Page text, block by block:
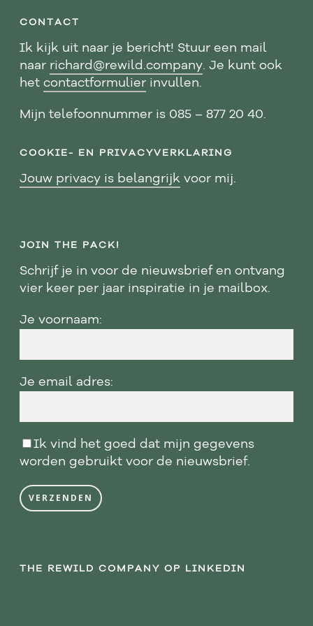
CONTACT
Ik kijk uit naar je bericht! Stuur een mail
naar richard@rewild.company. Je kunt ook
het contactformulier invullen.
Mijn telefoonnummer is 085 – 877 20 40.
COOKIE- EN PRIVACYVERKLARING
Jouw privacy is belangrijk voor mij.
JOIN THE PACK!
Schrijf je in voor de nieuwsbrief en ontvang
vier keer per jaar inspiratie in je mailbox.
Je voornaam:
Je email adres:
Ik vind het goed dat mijn gegevens
worden gebruikt voor de nieuwsbrief.
THE REWILD COMPANY OP LINKEDIN